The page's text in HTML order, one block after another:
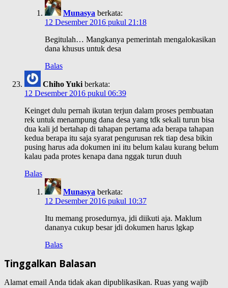
Munasya berkata:
12 Desember 2016 pukul 21:18
Begitulah… Mangkanya pemerintah mengalokasikan
dana khusus untuk desa
Balas
Chiho Yuki berkata:
12 Desember 2016 pukul 06:39
Keinget dulu pernah ikutan terjun dalam proses pembuatan
rek untuk menampung dana desa yang tdk sekali turun bisa
dua kali jd bertahap di tahapan pertama ada berapa tahapan
kedua berapa itu saja syarat pengurusan rek tiap desa bikin
pusing harus ada dokumen ini itu belum kalau kurang belum
kalau pada protes kenapa dana nggak turun duuh
Balas
Munasya berkata:
12 Desember 2016 pukul 10:37
Itu memang prosedurnya, jdi diikuti aja. Maklum
dananya cukup besar jdi dokumen harus lgkap
Balas
Tinggalkan Balasan
Alamat email Anda tidak akan dipublikasikan. Ruas yang wajib